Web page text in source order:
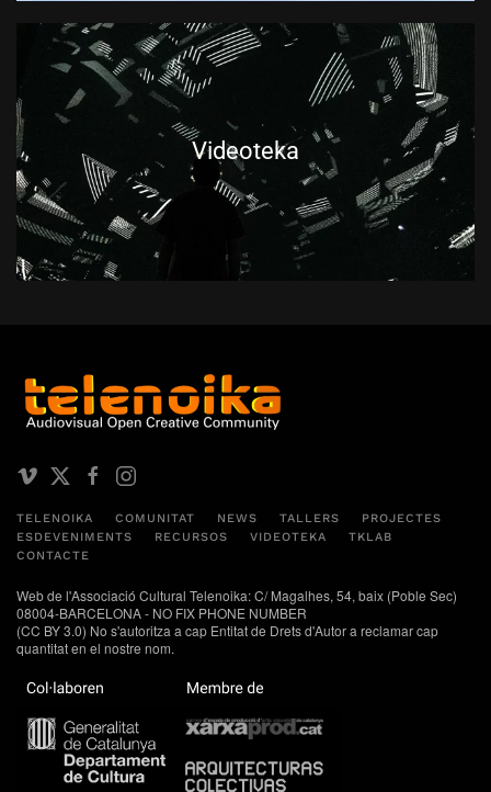
Videoteka
TELENOIKA COMUNITAT NEWS TALLERS
PROJECTES
ESDEVENIMENTS
RECURSOS VIDEOTEKA
TKLAB
CONTACTE
Web de l'Associació Cultural Telenoika: C/ Magalhes, 54, baix (Poble Sec)
08004-BARCELONA - NO FIX PHONE NUMBER
(CC BY 3.0) No s'autoritza a cap Entitat de Drets d'Autor a reclamar cap
quantitat en el nostre nom.